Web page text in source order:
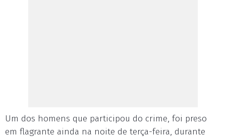
Um dos homens que participou do crime, foi preso
em flagrante ainda na noite de terça-feira, durante